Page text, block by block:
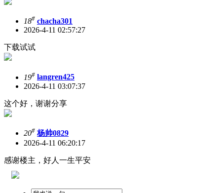
18# chacha301
2026-4-11 02:57:27
下载试试
19# langren425
2026-4-11 03:07:37
这个好，谢谢分享
20# 杨帅0829
2026-4-11 06:20:17
感谢楼主，好人一生平安